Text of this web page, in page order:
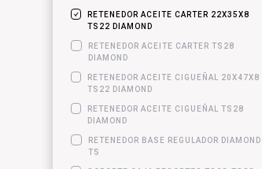
RETENEDOR ACEITE CARTER 22X35X8
TS22 DIAMOND
RETENEDOR ACEITE CARTER TS28
DIAMOND
RETENEDOR ACEITE CIGUEÑAL 20X47X8
TS22 DIAMOND
RETENEDOR ACEITE CIGUEÑAL TS28
DIAMOND
RETENEDOR BASE REGULADOR DIAMOND
TS